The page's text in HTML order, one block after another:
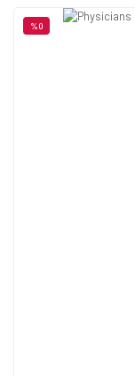
%0